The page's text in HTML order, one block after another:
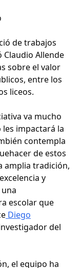
de trabajos
Allende
sobre el valor
entre los
liceos.
va mucho
les impactará la
contempla
de estos
amplia tradición,
y
escolar que
Diego
del
el equipo ha